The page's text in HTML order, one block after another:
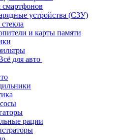
устройства (СЗУ)
и карты памяти
для авто
рации